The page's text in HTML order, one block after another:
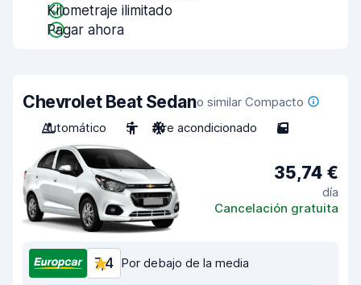
Kilometraje ilimitado
Pagar ahora
Chevrolet Beat Sedano similar Compacto
Automático
5 Aire acondicionado 5
35,74 €
día
Cancelación gratuita
7,4 Por debajo de la media